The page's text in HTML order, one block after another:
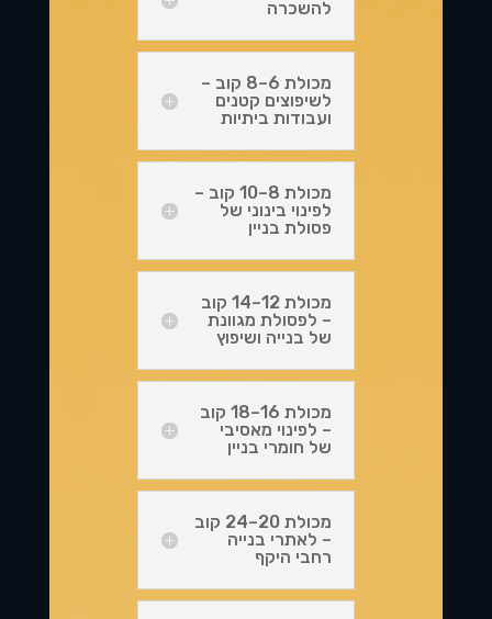
להשכרה
מכולת 6–8 קוב –
לשיפוצים קטנים
ועבודות ביתיות
מכולת 8–10 קוב –
לפינוי בינוני של
פסולת בניין
מכולת 12–14 קוב
– לפסולת מגוונת
של בנייה ושיפוץ
מכולת 16–18 קוב
– לפינוי מאסיבי
של חומרי בניין
מכולת 20–24 קוב
– לאתרי בנייה
רחבי היקף